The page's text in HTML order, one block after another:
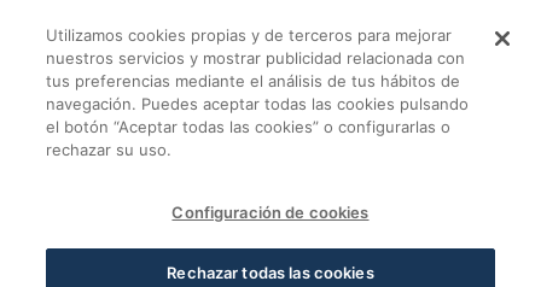
Fidelización de
Volver a todos los cursos
Fidelización de clientes - Albacete
Utilizamos cookies propias y de terceros para mejorar
nuestros servicios y mostrar publicidad relacionada con
tus preferencias mediante el análisis de tus hábitos de
navegación. Puedes aceptar todas las cookies pulsando
el botón “Aceptar todas las cookies” o configurarlas o
rechazar su uso.
Configuración de cookies
Rechazar todas las cookies